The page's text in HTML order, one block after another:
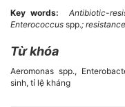
Key words:
Antibiotic-
Enterococcus spp.;
Từ khóa
Aeromonas spp.,
sinh, tỉ lệ kháng